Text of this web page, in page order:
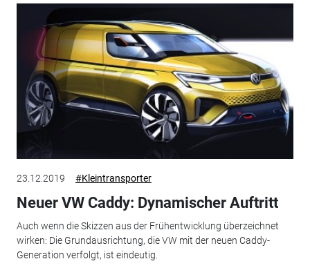
23.12.2019 #Kleintransporter
Neuer VW Caddy: Dynamischer Auftritt
Auch wenn die Skizzen aus der Frühentwicklung überzeichnet
wirken: Die Grundausrichtung, die VW mit der neuen Caddy-
Generation verfolgt, ist eindeutig.